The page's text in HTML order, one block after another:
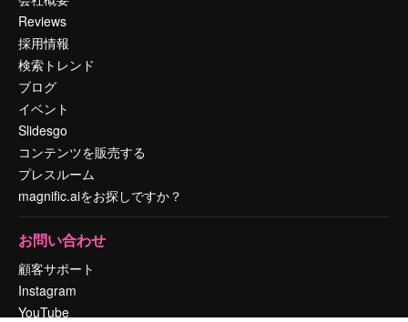
Reviews
採用情報
検索トレンド
ブログ
イベント
Slidesgo
コンテンツを販売する
プレスルーム
magnific.aiをお探しですか？
お問い合わせ
顧客サポート
Instagram
YouTube